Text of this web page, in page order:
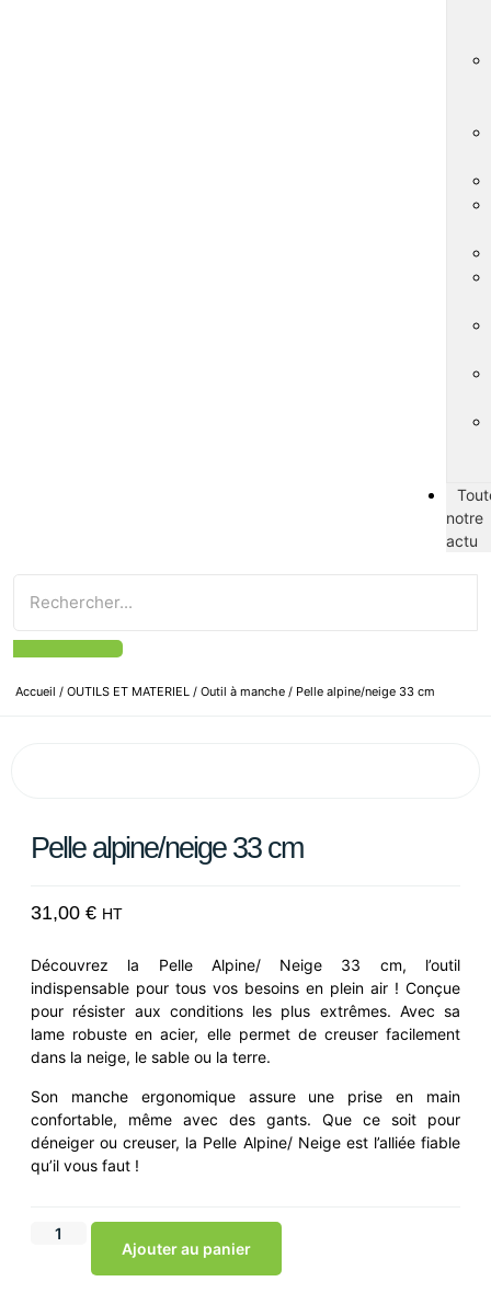
notre
actu
Accueil / OUTILS ET MATERIEL / Outil à manche / Pelle alpine/neige 33 cm
Pelle alpine/neige 33 cm
31,00 € HT
Découvrez la Pelle Alpine/ Neige 33 cm, l’outil
indispensable pour tous vos besoins en plein air ! Conçue
pour résister aux conditions les plus extrêmes. Avec sa
lame robuste en acier, elle permet de creuser facilement
dans la neige, le sable ou la terre.
Son manche ergonomique assure une prise en main
confortable, même avec des gants. Que ce soit pour
déneiger ou creuser, la Pelle Alpine/ Neige est l’alliée fiable
qu’il vous faut !
Ajouter au panier